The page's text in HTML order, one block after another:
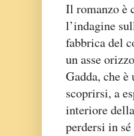
Il romanzo è
l’indagine
fabbrica del
un asse
Gadda, che
scoprirsi, a
interiore
perdersi in sé